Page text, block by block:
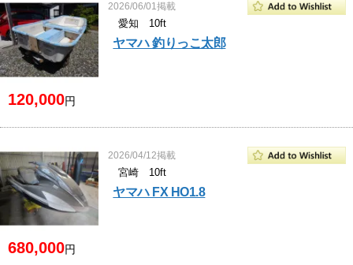
2026/06/01掲載
愛知 10ft
ヤマハ 釣りっこ太郎
120,000円
2026/04/12掲載
宮崎 10ft
ヤマハ FX HO1.8
680,000円